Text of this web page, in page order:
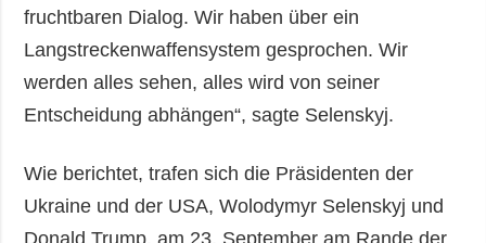
fruchtbaren Dialog. Wir haben über ein
Langstreckenwaffensystem gesprochen. Wir
werden alles sehen, alles wird von seiner
Entscheidung abhängen“, sagte Selenskyj.
Wie berichtet, trafen sich die Präsidenten der
Ukraine und der USA, Wolodymyr Selenskyj und